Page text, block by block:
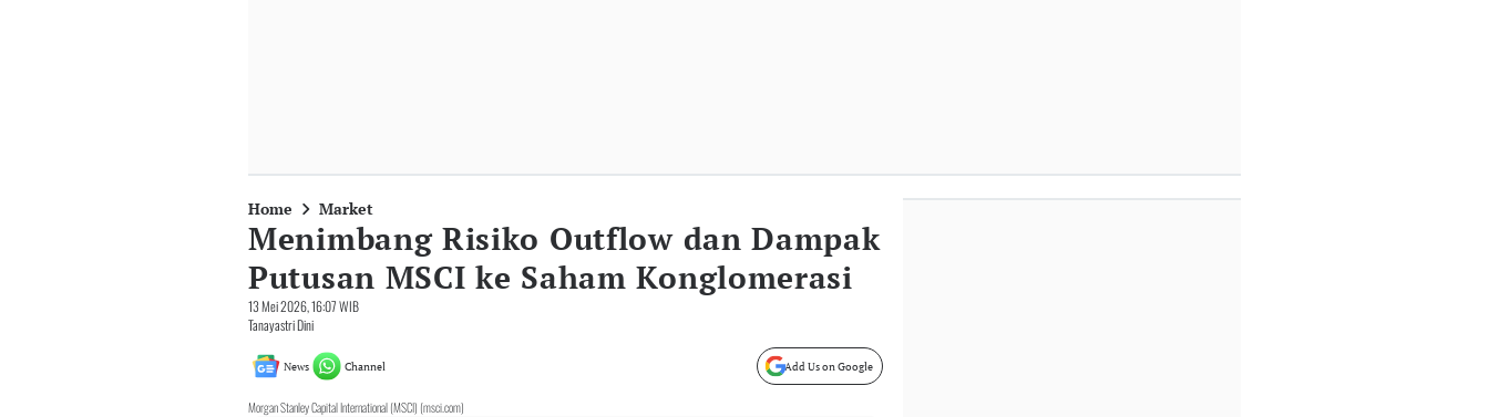
Home Market
Menimbang Risiko Outflow dan Dampak
Putusan MSCI ke Saham Konglomerasi
13 Mei 2026, 16:07 WIB
Tanayastri Dini
News Channel Add Us on Google
Morgan Stanley Capital International (MSCI) (msci.com)